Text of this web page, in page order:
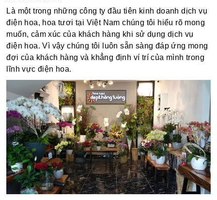
Là một trong những công ty đầu tiên kinh doanh dịch vụ
điện hoa, hoa tươi tại Việt Nam chúng tôi hiểu rõ mong
muốn, cảm xúc của khách hàng khi sử dụng dịch vụ
điện hoa. Vì vậy chúng tôi luôn sẵn sàng đáp ứng mong
đợi của khách hàng và khẳng định ví trí của mình trong
lĩnh vực điện hoa.